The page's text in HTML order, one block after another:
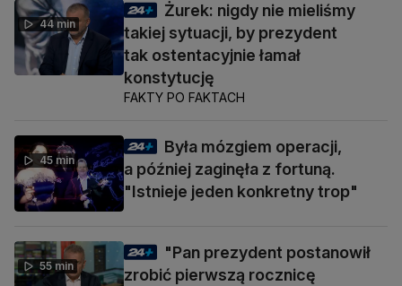
44 min
Żurek: nigdy nie mieliśmy
takiej sytuacji, by prezydent
tak ostentacyjnie łamał
konstytucję
FAKTY PO FAKTACH
45 min
Była mózgiem operacji,
a później zaginęła z fortuną.
"Istnieje jeden konkretny trop"
55 min
"Pan prezydent postanowił
zrobić pierwszą rocznicę